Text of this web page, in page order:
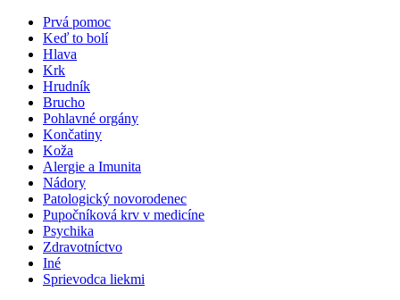
Prvá pomoc
Keď to bolí
Hlava
Krk
Hrudník
Brucho
Pohlavné orgány
Končatiny
Koža
Alergie a Imunita
Nádory
Patologický novorodenec
Pupočníková krv v medicíne
Psychika
Zdravotníctvo
Iné
Sprievodca liekmi